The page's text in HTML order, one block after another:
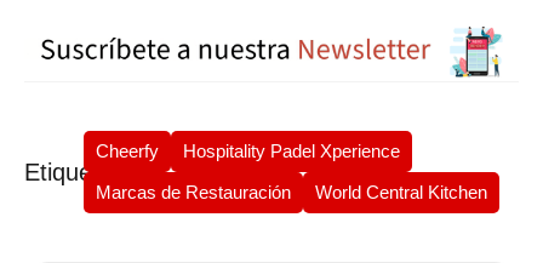
Etiquetas
Cheerfy Hospitality Padel Xperience
Marcas de Restauración World Central Kitchen